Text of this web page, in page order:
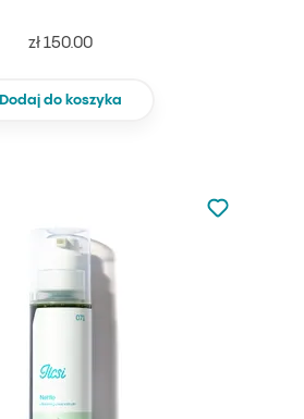
zł 150.00
Dodaj do koszyka
Nie dodano
Dodaj do